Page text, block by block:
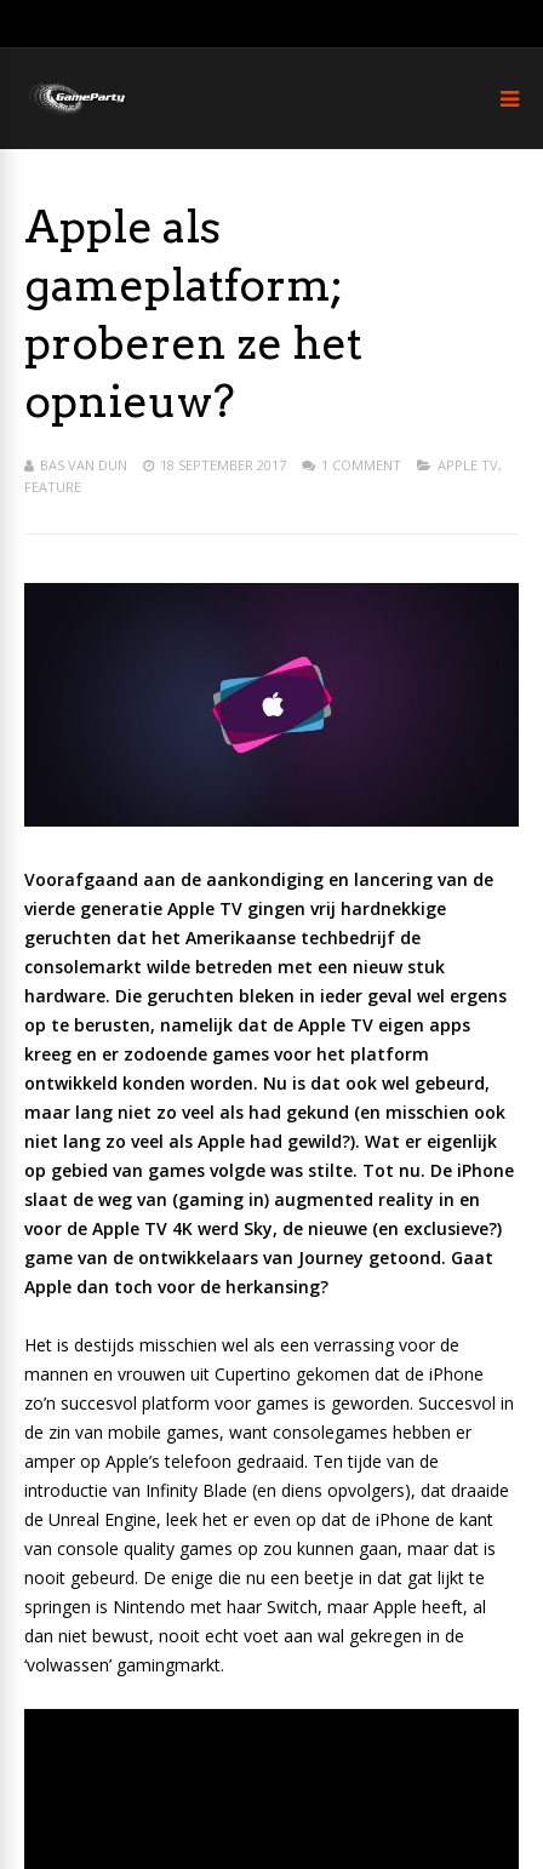
Apple als
gameplatform;
proberen ze het
opnieuw?
BAS VAN DUN 18 SEPTEMBER 2017 1 COMMENT APPLE TV,
FEATURE
Voorafgaand aan de aankondiging en lancering van de
vierde generatie Apple TV gingen vrij hardnekkige
geruchten dat het Amerikaanse techbedrijf de
consolemarkt wilde betreden met een nieuw stuk
hardware. Die geruchten bleken in ieder geval wel ergens
op te berusten, namelijk dat de Apple TV eigen apps
kreeg en er zodoende games voor het platform
ontwikkeld konden worden. Nu is dat ook wel gebeurd,
maar lang niet zo veel als had gekund (en misschien ook
niet lang zo veel als Apple had gewild?). Wat er eigenlijk
op gebied van games volgde was stilte. Tot nu. De iPhone
slaat de weg van (gaming in) augmented reality in en
voor de Apple TV 4K werd Sky, de nieuwe (en exclusieve?)
game van de ontwikkelaars van Journey getoond. Gaat
Apple dan toch voor de herkansing?
Het is destijds misschien wel als een verrassing voor de
mannen en vrouwen uit Cupertino gekomen dat de iPhone
zo’n succesvol platform voor games is geworden. Succesvol in
de zin van mobile games, want consolegames hebben er
amper op Apple’s telefoon gedraaid. Ten tijde van de
introductie van Infinity Blade (en diens opvolgers), dat draaide
de Unreal Engine, leek het er even op dat de iPhone de kant
van console quality games op zou kunnen gaan, maar dat is
nooit gebeurd. De enige die nu een beetje in dat gat lijkt te
springen is Nintendo met haar Switch, maar Apple heeft, al
dan niet bewust, nooit echt voet aan wal gekregen in de
‘volwassen’ gamingmarkt.